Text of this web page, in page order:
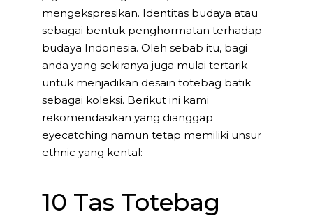
mengekspresikan. Identitas budaya atau
sebagai bentuk penghormatan terhadap
budaya Indonesia. Oleh sebab itu, bagi
anda yang sekiranya juga mulai tertarik
untuk menjadikan desain totebag batik
sebagai koleksi. Berikut ini kami
rekomendasikan yang dianggap
eyecatching namun tetap memiliki unsur
ethnic yang kental:
10 Tas Totebag